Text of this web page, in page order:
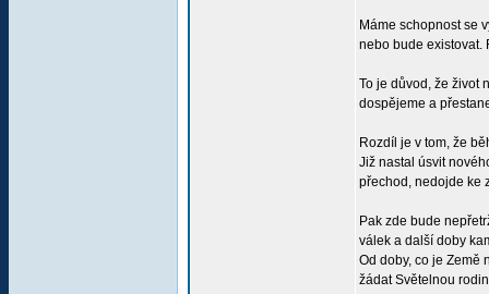
Máme schopnost se
nebo bude existovat.
To je důvod, že život
dospějeme a
Rozdíl je v tom, že
Již nastal úsvit
přechod, nedojde ke
Pak zde bude
válek a další doby
Od doby, co je Země
žádat Světelnou